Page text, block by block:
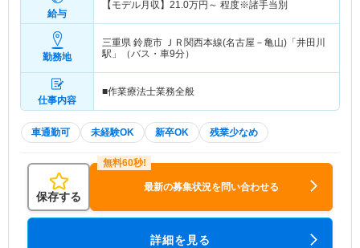
給与
【モデル月収】 21.0万円～ 程度※諸手当別
勤務地
三重県 鈴鹿市 ＪＲ関西本線(名古屋－亀山)「井田川
駅」（バス・車9分）
仕事内容
■作業療法士業務全般
車通勤可 未経験OK 新卒OK 残業少なめ
保存する
最新の募集状況を問い合わせる
詳細を見る